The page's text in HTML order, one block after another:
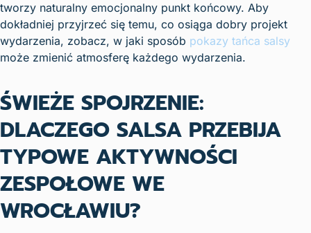
tworzy naturalny emocjonalny punkt końcowy. Aby
dokładniej przyjrzeć się temu, co osiąga dobry projekt
wydarzenia, zobacz, w jaki sposób pokazy tańca salsy
może zmienić atmosferę każdego wydarzenia.
ŚWIEŻE SPOJRZENIE:
DLACZEGO SALSA PRZEBIJA
TYPOWE AKTYWNOŚCI
ZESPOŁOWE WE
WROCŁAWIU?